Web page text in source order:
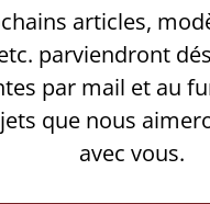
articles,
parviendront
par mail et au
que nous
avec vous.